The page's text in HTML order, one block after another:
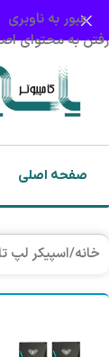
عبور به ناوبری
رفتن به محتوای
صفحه اصلی
خانه/اسپیکر لپ